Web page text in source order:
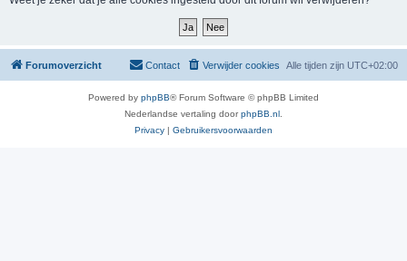
Forumoverzicht Alle tijden zijn UTC+02:00
Verwijder cookies
Contact
Powered by phpBB® Forum Software © phpBB Limited
Nederlandse vertaling doorphpBB.nl
Privacy | Gebruikersvoorwaarden